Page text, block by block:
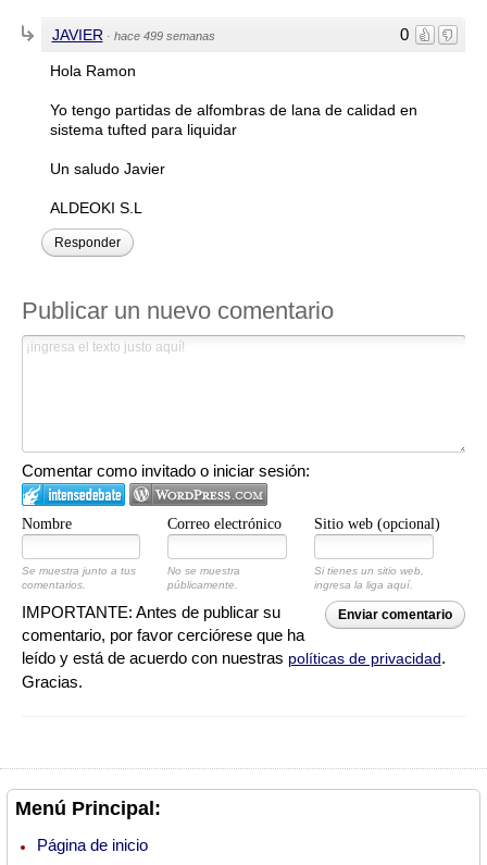
0
JAVIER · hace 499 semanas
Hola Ramon
Yo tengo partidas de alfombras de lana de calidad en
sistema tufted para liquidar
Un saludo Javier
ALDEOKI S.L
Responder
Publicar un nuevo comentario
Comentar como invitado o iniciar sesión:
Nombre Correo electrónico Sitio web (opcional)
Se muestra junto a tus
comentarios.
No se muestra
públicamente.
Si tienes un sitio web,
ingresa la liga aquí.
Enviar comentario
IMPORTANTE: Antes de publicar su
comentario, por favor cerciórese que ha
leído y está de acuerdo con nuestras políticas de privacidad.
Gracias.
Menú Principal:
Página de inicio